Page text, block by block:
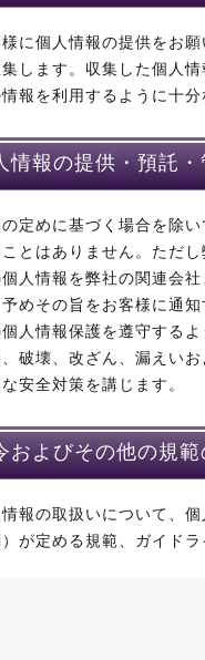
様に個人情報の提供をお
集します。収集した個人
報を利用するように十分
情報の提供・預託・
定めに基づく場合を除
とはありません。ただ
人情報を弊社の関連会
予めその旨をお客様に通
人情報保護を遵守する
破壊、改ざん、漏えい
安全対策を講じます。
およびその他の規
報の取扱いについて、
が定める規範、ガイドラ